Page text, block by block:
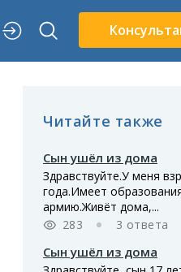
Читайте также
Сын ушёл из дома
Здравствуйте.У меня
года.Имеет
армию.Живёт дома,...
283
3 ответа
Сын ушёл из дома